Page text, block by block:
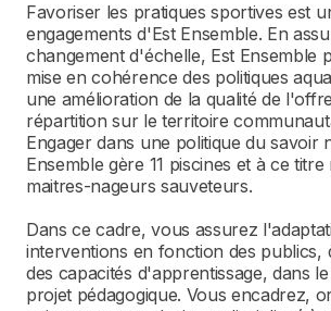
Favoriser les pratiques sportives est
engagements d'Est Ensemble. En
changement d'échelle, Est Ensemble
mise en cohérence des politiques
une amélioration de la qualité de
répartition sur le territoire
Engager dans une politique du savoir
Ensemble gère 11 piscines et à ce
maitres-nageurs sauveteurs.
Dans ce cadre, vous assurez
interventions en fonction des publics,
des capacités d'apprentissage, dans
projet pédagogique. Vous encadrez,